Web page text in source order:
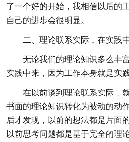
了一个好的开始，我相信以后的
自己的进步会很明显。
二、理论联系实际，在实践
无论我们的理论知识多么丰富
实践中来，因为工作本身就是实践
在以前谈到理论联系实际，
书面的理论知识转化为被动的动
后才发现，以前的想法都是片面
以前思考问题都是基于完全的理